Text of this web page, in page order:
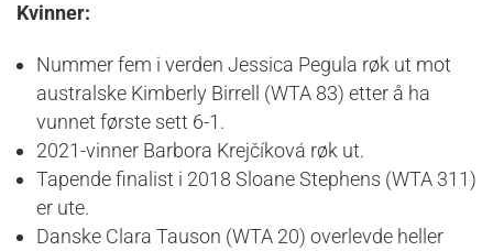
Kvinner:
Nummer fem i verden Jessica Pegula røk ut mot
australske Kimberly Birrell (WTA 83) etter å ha
vunnet første sett 6-1.
2021-vinner Barbora Krejčíková røk ut.
Tapende finalist i 2018 Sloane Stephens (WTA 311)
er ute.
Danske Clara Tauson (WTA 20) overlevde heller